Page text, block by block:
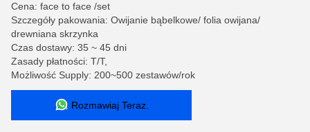
Cena: face to face /set
Szczegóły pakowania: Owijanie bąbelkowe/ folia owijana/
drewniana skrzynka
Czas dostawy: 35 ~ 45 dni
Zasady płatności: T/T,
Możliwość Supply: 200~500 zestawów/rok
Rozmawiaj Teraz.